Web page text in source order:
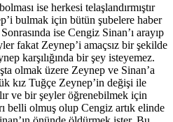
ise herkesi telaşlandırmıştır
bulmak için bütün şubelere haber
ise Cengiz Sinan’ı arayıp
fakat Zeynep’i amaçsız bir şekilde
karşılığında bir şey isteyemez.
olmak üzere Zeynep ve Sinan’a
kız Tuğçe Zeynep’in değişi ile
ve bir şeyler öğrenebilmek için
belli olmuş olup Cengiz artık elinde